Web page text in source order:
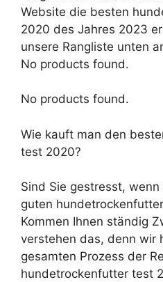
Website die besten
2020 des Jahres 2023
unsere Rangliste unten
No products found.
No products found.
Wie kauft man den
test 2020?
Sind Sie gestresst,
guten
Kommen Ihnen ständig
verstehen das, denn wir
gesamten Prozess der
hundetrockenfutter test